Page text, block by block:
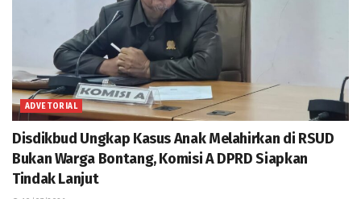
ADVETORIAL
Disdikbud Ungkap Kasus Anak Melahirkan di RSUD
Bukan Warga Bontang, Komisi A DPRD Siapkan
Tindak Lanjut